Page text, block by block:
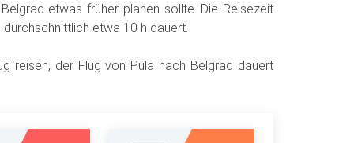
etwas früher planen sollte. Die Reisezeit
etwa 10 h dauert.
reisen, der Flug von Pula nach Belgrad dauert